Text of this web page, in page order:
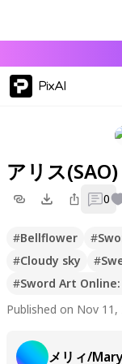
PixAI
アリス(SAO)
0
#Bellflower #
#Cloudy sky #
#Sword Art
Published on Nov 11,
メリィ/